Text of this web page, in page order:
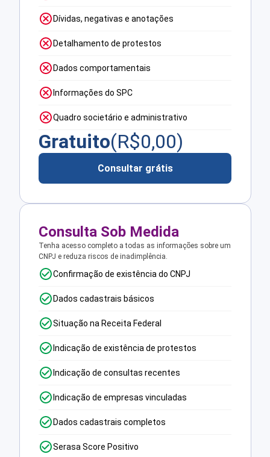
Dívidas, negativas e anotações
Detalhamento de protestos
Dados comportamentais
Informações do SPC
Quadro societário e administrativo
Gratuito(R$0,00)
Consultar grátis
Consulta Sob Medida
Tenha acesso completo a todas as informações sobre um
CNPJ e reduza riscos de inadimplência.
Confirmação de existência do CNPJ
Dados cadastrais básicos
Situação na Receita Federal
Indicação de existência de protestos
Indicação de consultas recentes
Indicação de empresas vinculadas
Dados cadastrais completos
Serasa Score Positivo